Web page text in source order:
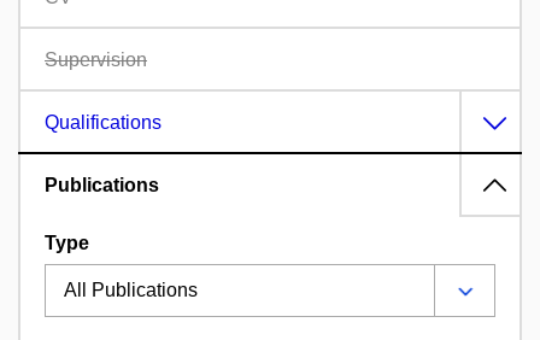
Supervision
Qualifications
Publications
Type